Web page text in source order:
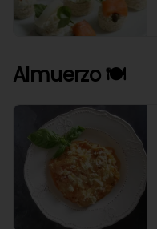
Almuerzo 🍽️